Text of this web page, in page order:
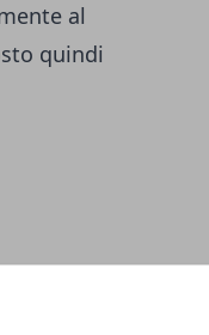
al
quindi
potrebbe